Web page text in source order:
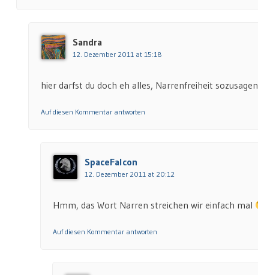
Sandra
12. Dezember 2011 at 15:18
hier darfst du doch eh alles, Narrenfreiheit sozusagen
Auf diesen Kommentar antworten
SpaceFalcon
12. Dezember 2011 at 20:12
Hmm, das Wort Narren streichen wir einfach mal
Auf diesen Kommentar antworten